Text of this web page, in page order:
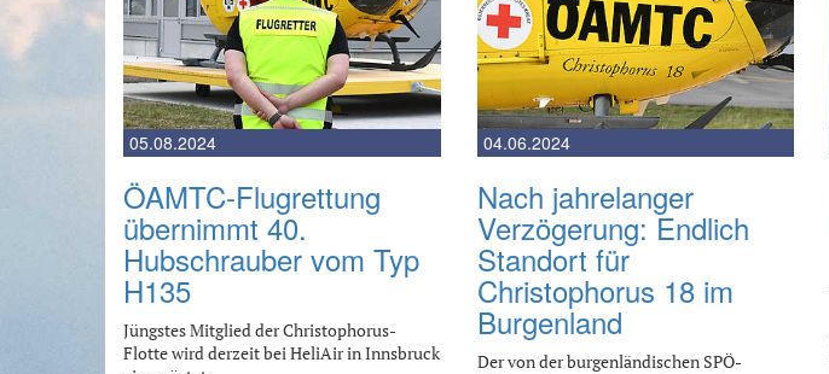
05.08.2024
ÖAMTC-Flugrettung
übernimmt 40.
Hubschrauber vom Typ
H135
Jüngstes Mitglied der Christophorus-
Flotte wird derzeit bei HeliAir in Innsbruck
04.06.2024
Nach jahrelanger
Verzögerung: Endlich
Standort für
Christophorus 18 im
Burgenland
Der von der burgenländischen SPÖ-